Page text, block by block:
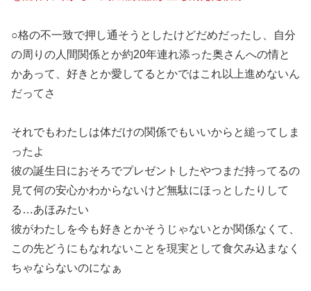
○格の不一致で押し通そうとしたけどだめだったし、自分
の周りの人間関係とか約20年連れ添った奥さんへの情と
かあって、好きとか愛してるとかではこれ以上進めないん
だってさ
それでもわたしは体だけの関係でもいいからと縋ってしま
ったよ
彼の誕生日におそろでプレゼントしたやつまだ持ってるの
見て何の安心かわからないけど無駄にほっとしたりして
る…あほみたい
彼がわたしを今も好きとかそうじゃないとか関係なくて、
この先どうにもなれないことを現実として食欠み込まなく
ちゃならないのになぁ